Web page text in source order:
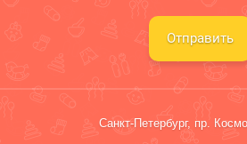
Отправить
Санкт-Петербург, пр.